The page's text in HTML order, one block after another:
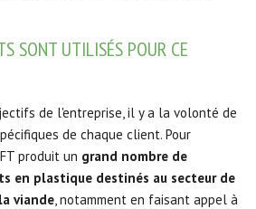
SONT UTILISÉS POUR CE
de l'entreprise, il y a la volonté de
de chaque client. Pour
produit un grand nombre de
en plastique destinés au secteur de
viande, notamment en faisant appel à